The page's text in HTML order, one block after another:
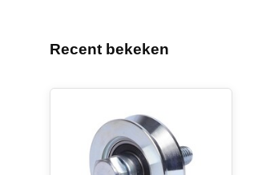
Recent bekeken